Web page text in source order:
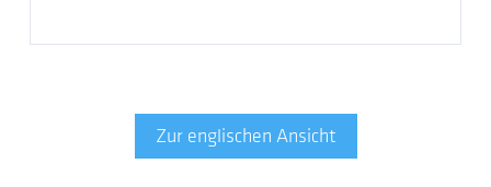
Zur englischen Ansicht